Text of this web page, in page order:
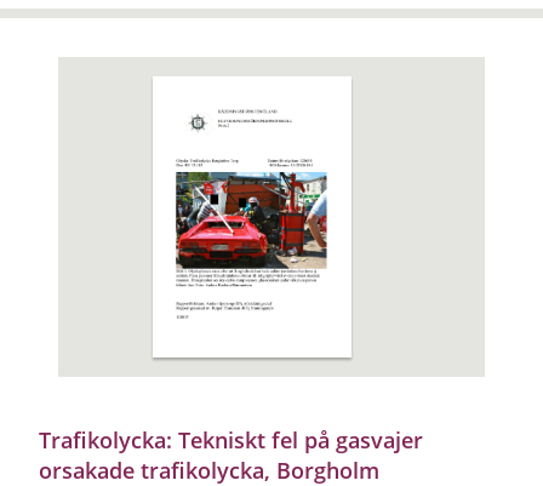
Trafikolycka: Tekniskt fel på gasvajer
orsakade trafikolycka, Borgholm